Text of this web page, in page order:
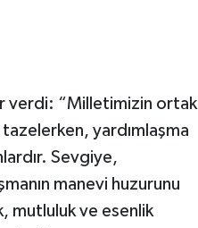
verdi: “Milletimizin ortak
yardımlaşma
Sevgiye,
manevi huzurunu
mutluluk ve esenlik